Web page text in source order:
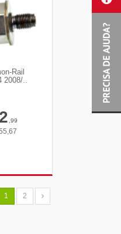
Rail
..
,99
1 2